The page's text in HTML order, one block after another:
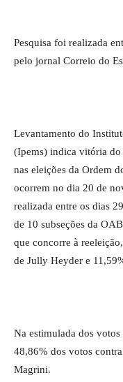
Pesquisa foi realizada
pelo jornal Correio do
Levantamento do
(Ipems) indica vitória
nas eleições da Ordem
ocorrem no dia 20 de
realizada entre os dias
de 10 subseções da
que concorre à
de Jully Heyder e
Na estimulada dos
48,86% dos votos
Magrini.